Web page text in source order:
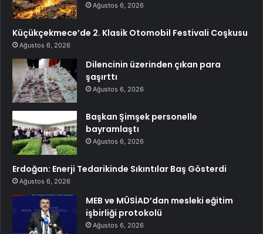
Ağustos 6, 2026
Küçükçekmece’de 2. Klasik Otomobil Festivali Coşkusu
Ağustos 6, 2026
Dilencinin üzerinden çıkan para
şaşırttı
Ağustos 6, 2026
Başkan Şimşek personelle
bayramlaştı
Ağustos 6, 2026
Erdoğan: Enerji Tedarikinde Sıkıntılar Baş Gösterdi
Ağustos 6, 2026
MEB ve MÜSİAD’dan mesleki eğitim
işbirliği protokolü
Ağustos 6, 2026